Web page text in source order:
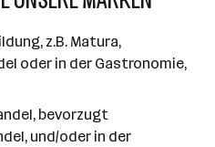
z.B. Matura,
oder in der Gastronomie,
bevorzugt
und/oder in der